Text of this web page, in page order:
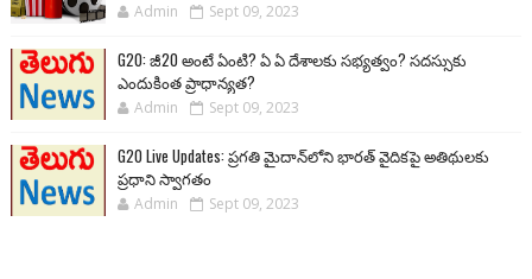
Admin Sept 09, 2023
G20: జీ20 అంటే ఏంటి? ఏ ఏ దేశాలకు సభ్యత్వం? సదస్సుకు
ఎందుకింత ప్రాధాన్యత?
Admin Sept 09, 2023
G20 Live Updates: ప్రగతి మైదాన్‌లోని భారత్ వైదికపై అతిథులకు
ప్రధాని స్వాగతం
Admin Sept 09, 2023